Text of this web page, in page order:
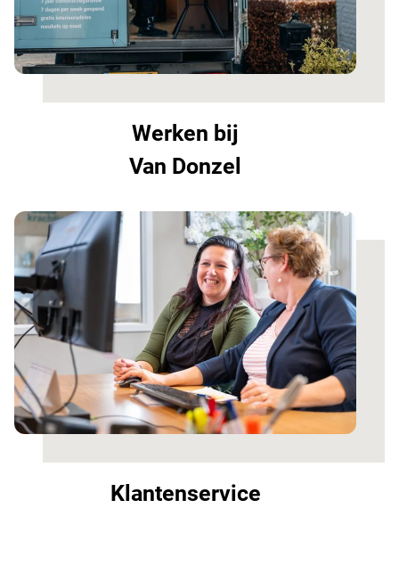
Werken bij
Van Donzel
Klantenservice